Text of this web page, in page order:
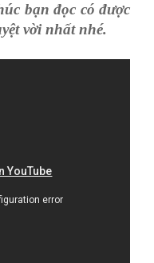
bạn đọc có được
vời nhất nhé.